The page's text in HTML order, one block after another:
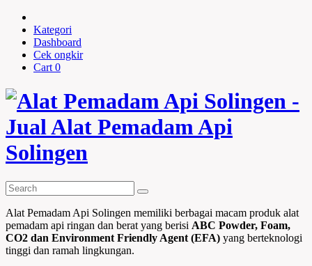
Kategori
Dashboard
Cek ongkir
Cart 0
Alat Pemadam Api Solingen memiliki berbagai macam produk alat
pemadam api ringan dan berat yang berisi ABC Powder, Foam,
CO2 dan Environment Friendly Agent (EFA) yang berteknologi
tinggi dan ramah lingkungan.